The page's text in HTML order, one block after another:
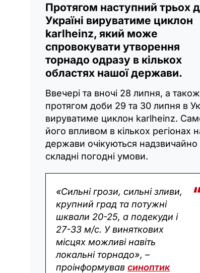
Протягом наступний трьох
Україні вируватиме циклон
karlheinz, який може
спровокувати утворення
торнадо одразу в кількох
областях нашої держави.
Ввечері та вночі 28 липня, а також
протягом доби 29 та 30 липня в
вируватиме циклон karlheinz.
його впливом в кількох регіонах
держави очікуються надзвичайно
складні погодні умови.
«Сильні грози, сильні зливи,
крупний град та потужні
шквали 20-25, а подекуди і
27-33 м/с. У виняткових
місцях можливі навіть
локальні торнадо», –
проінформував синоптик